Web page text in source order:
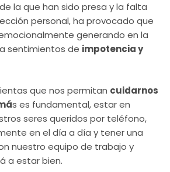
de la que han sido presa y la falta
personal, ha provocado que
generando en la
sentimientos de impotencia y
que nos permitan cuidarnos
s es fundamental, estar en
seres queridos por teléfono,
en el día a día y tener una
nuestro equipo de trabajo y
a estar bien.